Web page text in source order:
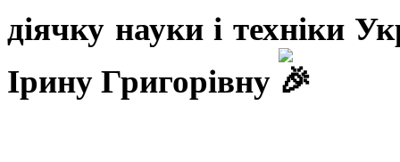
діячку науки і техніки
Ірину Григорівну